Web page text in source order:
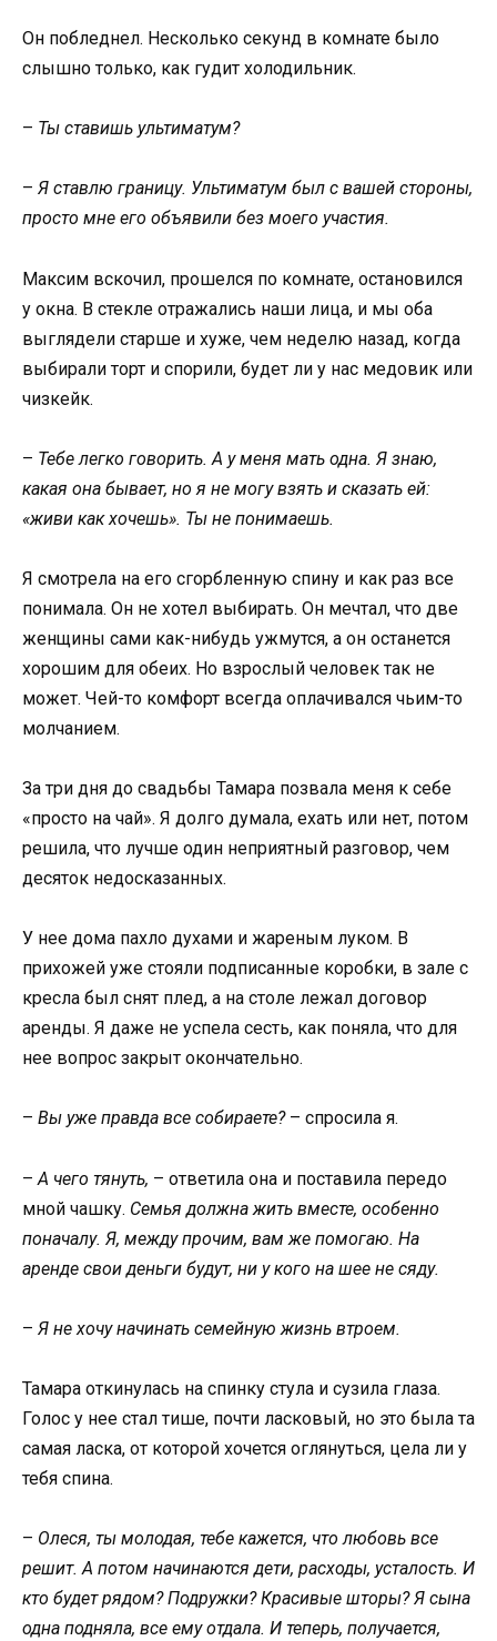
Он побледнел. Несколько секунд в комнате было
слышно только, как гудит холодильник.
– Ты ставишь ультиматум?
– Я ставлю границу. Ультиматум был с вашей стороны,
просто мне его объявили без моего участия.
Максим вскочил, прошелся по комнате, остановился
у окна. В стекле отражались наши лица, и мы оба
выглядели старше и хуже, чем неделю назад, когда
выбирали торт и спорили, будет ли у нас медовик или
чизкейк.
– Тебе легко говорить. А у меня мать одна. Я знаю,
какая она бывает, но я не могу взять и сказать ей:
«живи как хочешь». Ты не понимаешь.
Я смотрела на его сгорбленную спину и как раз все
понимала. Он не хотел выбирать. Он мечтал, что две
женщины сами как-нибудь ужмутся, а он останется
хорошим для обеих. Но взрослый человек так не
может. Чей-то комфорт всегда оплачивался чьим-то
молчанием.
За три дня до свадьбы Тамара позвала меня к себе
«просто на чай». Я долго думала, ехать или нет, потом
решила, что лучше один неприятный разговор, чем
десяток недосказанных.
У нее дома пахло духами и жареным луком. В
прихожей уже стояли подписанные коробки, в зале с
кресла был снят плед, а на столе лежал договор
аренды. Я даже не успела сесть, как поняла, что для
нее вопрос закрыт окончательно.
– Вы уже правда все собираете?– спросила я.
– А чего тянуть, – ответила она и поставила передо
мной чашку. Семья должна жить вместе, особенно
поначалу. Я, между прочим, вам же помогаю. На
аренде свои деньги будут, ни у кого на шее не сяду.
– Я не хочу начинать семейную жизнь втроем.
Тамара откинулась на спинку стула и сузила глаза.
Голос у нее стал тише, почти ласковый, но это была та
самая ласка, от которой хочется оглянуться, цела ли у
тебя спина.
– Олеся, ты молодая, тебе кажется, что любовь все
решит. А потом начинаются дети, расходы, усталость. И
кто будет рядом? Подружки? Красивые шторы? Я сына
одна подняла, все ему отдала. И теперь, получается,